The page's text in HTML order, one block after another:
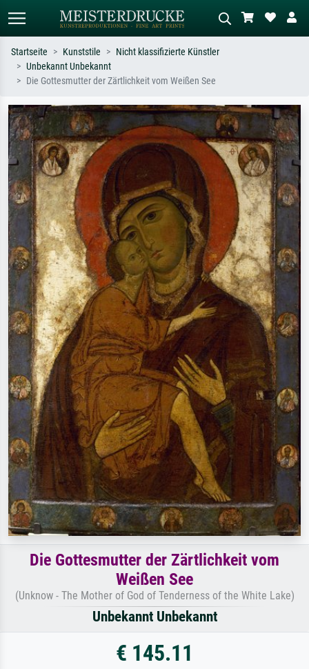
Standardsuche
oder Stilen – z.B. Monet,
Sternennacht, Impressionismus, Welle
Hokusai, Akt.
Wiese, Abstrakt mit viel Rot, Dunkles
Ölgemälde, Stehender Akt neben einem
Baum.
Startseite Kunststile
Nicht klassifizierte Künstler
Unbekannt Unbekannt
Die Gottesmutter der Zärtlichkeit vom Weißen See
Die Gottesmutter der Zärtlichkeit vom
Weißen See
(Unknow - The Mother of God of Tenderness of the White Lake)
Unbekannt Unbekannt
€ 145.11